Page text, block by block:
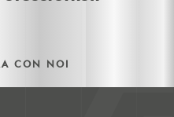
CON NOI